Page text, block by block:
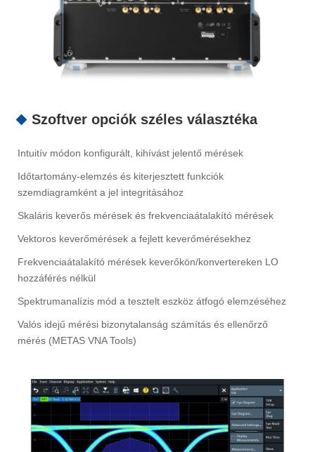
Szoftver opciók széles választéka
Intuitív módon konfigurált, kihívást jelentő mérések
Időtartomány-elemzés és kiterjesztett funkciók
szemdiagramként a jel integritásához
Skaláris keverős mérések és frekvenciaátalakító mérések
Vektoros keverőmérések a fejlett keverőmérésekhez
Frekvenciaátalakító mérések keverőkön/konvertereken LO
hozzáférés nélkül
Spektrumanalízis mód a tesztelt eszköz átfogó elemzéséhez
Valós idejű mérési bizonytalanság számítás és ellenőrző
mérés (METAS VNA Tools)